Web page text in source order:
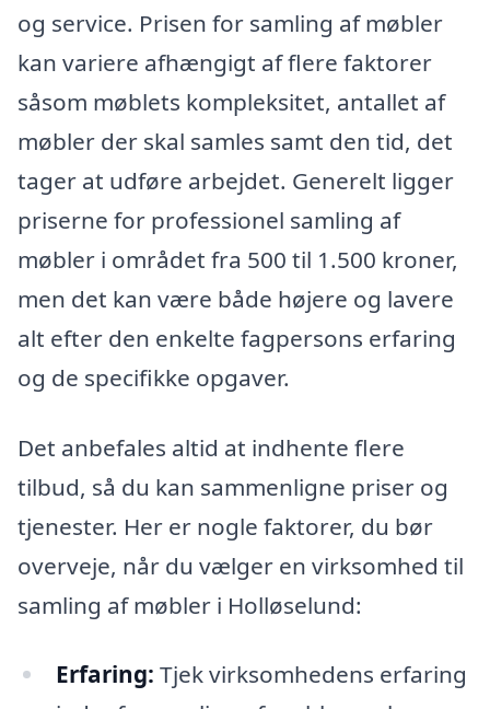
og service. Prisen for samling af møbler
kan variere afhængigt af flere faktorer
såsom møblets kompleksitet, antallet af
møbler der skal samles samt den tid, det
tager at udføre arbejdet. Generelt ligger
priserne for professionel samling af
møbler i området fra 500 til 1.500 kroner,
men det kan være både højere og lavere
alt efter den enkelte fagpersons erfaring
og de specifikke opgaver.
Det anbefales altid at indhente flere
tilbud, så du kan sammenligne priser og
tjenester. Her er nogle faktorer, du bør
overveje, når du vælger en virksomhed til
samling af møbler i Holløselund:
Erfaring: Tjek virksomhedens erfaring